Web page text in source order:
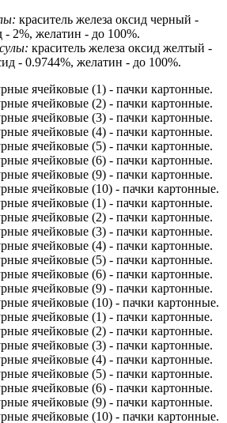
краситель железа оксид черный -
- 2%, желатин - до 100%.
краситель железа оксид желтый -
- 0.9744%, желатин - до 100%.
ячейковые (1) - пачки картонные.
ячейковые (2) - пачки картонные.
ячейковые (3) - пачки картонные.
ячейковые (4) - пачки картонные.
ячейковые (5) - пачки картонные.
ячейковые (6) - пачки картонные.
ячейковые (9) - пачки картонные.
ячейковые (10) - пачки картонные.
ячейковые (1) - пачки картонные.
ячейковые (2) - пачки картонные.
ячейковые (3) - пачки картонные.
ячейковые (4) - пачки картонные.
ячейковые (5) - пачки картонные.
ячейковые (6) - пачки картонные.
ячейковые (9) - пачки картонные.
ячейковые (10) - пачки картонные.
ячейковые (1) - пачки картонные.
ячейковые (2) - пачки картонные.
ячейковые (3) - пачки картонные.
ячейковые (4) - пачки картонные.
ячейковые (5) - пачки картонные.
ячейковые (6) - пачки картонные.
ячейковые (9) - пачки картонные.
ячейковые (10) - пачки картонные.